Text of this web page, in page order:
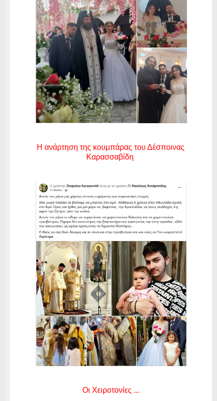
Η ανάρτηση της κουμπάρας του Δέσποινας
Καρασσαβίδη
Οι Χειροτονίες ...